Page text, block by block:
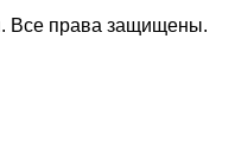
Все права защищены.